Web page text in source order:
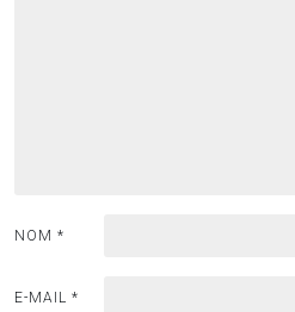
NOM *
E-MAIL *